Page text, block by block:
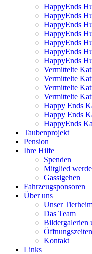
HappyEnds
HappyEnds
HappyEnds
HappyEnds
HappyEnds
HappyEnds
HappyEnds
Vermittelte
Vermittelte
Vermittelte
Vermittelte
Happy Ends
Happy Ends
HappyEnds
Taubenprojekt
Pension
Ihre Hilfe
Spenden
Mitglied
Gassigehen
Fahrzeugsponsoren
Über uns
Unser
Das Team
Bildergalerien
Kontakt
Links